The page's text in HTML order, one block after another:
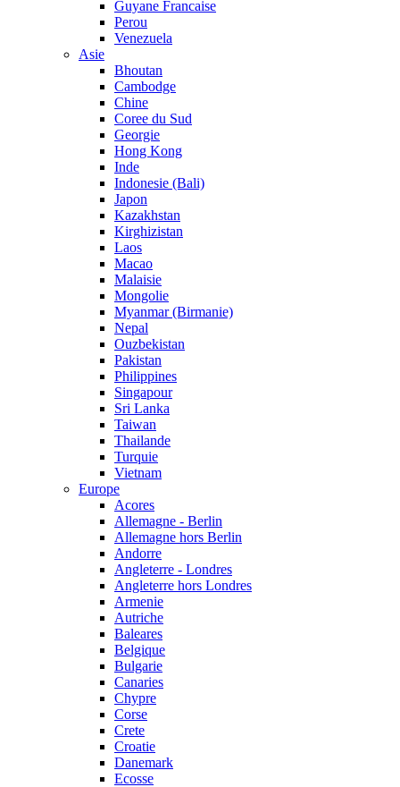
Guyane Francaise
Perou
Venezuela
Asie
Bhoutan
Cambodge
Chine
Coree du Sud
Georgie
Hong Kong
Inde
Indonesie (Bali)
Japon
Kazakhstan
Kirghizistan
Laos
Macao
Malaisie
Mongolie
Myanmar (Birmanie)
Nepal
Ouzbekistan
Pakistan
Philippines
Singapour
Sri Lanka
Taiwan
Thailande
Turquie
Vietnam
Europe
Acores
Allemagne - Berlin
Allemagne hors Berlin
Andorre
Angleterre - Londres
Angleterre hors Londres
Armenie
Autriche
Baleares
Belgique
Bulgarie
Canaries
Chypre
Corse
Crete
Croatie
Danemark
Ecosse